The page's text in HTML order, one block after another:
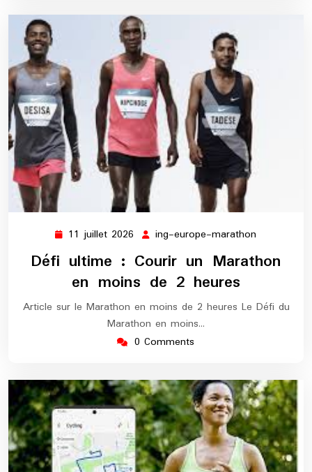
11 juillet 2026 11
juillet
2026
ing-europe-marathon
europe-
marathon
Défi ultime : Courir un Marathon
en moins de 2 heures
Article sur le Marathon en moins de 2 heures Le Défi du
Marathon en moins…
0 Comments